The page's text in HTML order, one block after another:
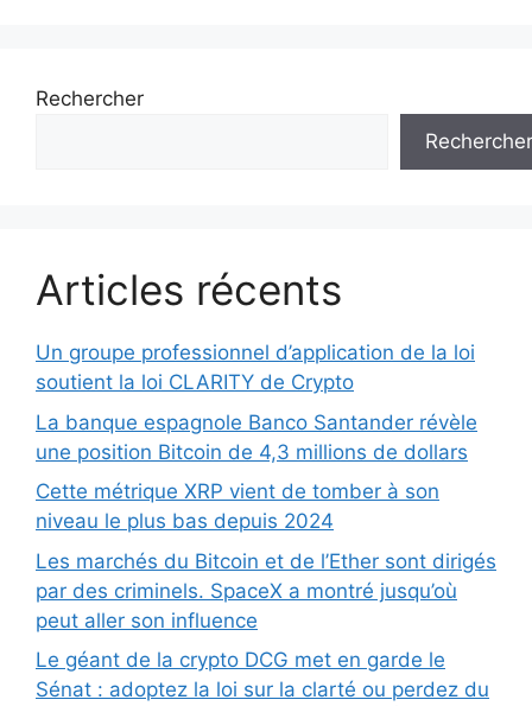
Rechercher
Rechercher
Articles récents
Un groupe professionnel d’application de la loi
soutient la loi CLARITY de Crypto
La banque espagnole Banco Santander révèle
une position Bitcoin de 4,3 millions de dollars
Cette métrique XRP vient de tomber à son
niveau le plus bas depuis 2024
Les marchés du Bitcoin et de l’Ether sont dirigés
par des criminels. SpaceX a montré jusqu’où
peut aller son influence
Le géant de la crypto DCG met en garde le
Sénat : adoptez la loi sur la clarté ou perdez du